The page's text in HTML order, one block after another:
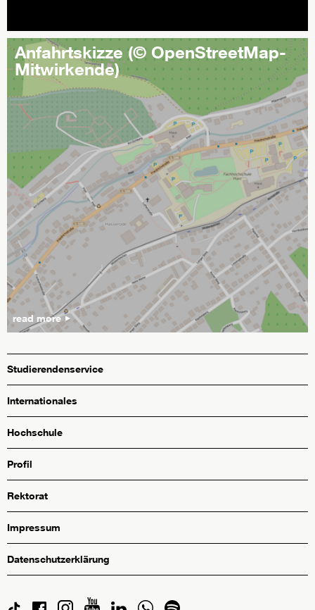
Anfahrtskizze (© OpenStreetMap-
Mitwirkende)
read more
Studierendenservice
Internationales
Hochschule
Profil
Rektorat
Impressum
Datenschutzerklärung